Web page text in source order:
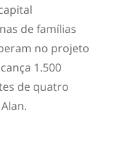
de famílias
no projeto
1.500
de quatro